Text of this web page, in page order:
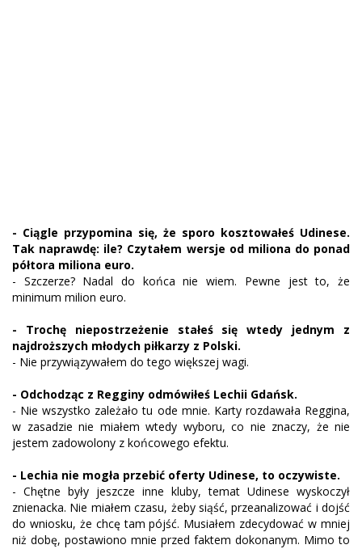
- Ciągle przypomina się, że sporo kosztowałeś Udinese.
Tak naprawdę: ile? Czytałem wersje od miliona do ponad
półtora miliona euro.
- Szczerze? Nadal do końca nie wiem. Pewne jest to, że
minimum milion euro.
- Trochę niepostrzeżenie stałeś się wtedy jednym z
najdroższych młodych piłkarzy z Polski.
- Nie przywiązywałem do tego większej wagi.
- Odchodząc z Regginy odmówiłeś Lechii Gdańsk.
- Nie wszystko zależało tu ode mnie. Karty rozdawała Reggina,
w zasadzie nie miałem wtedy wyboru, co nie znaczy, że nie
jestem zadowolony z końcowego efektu.
- Lechia nie mogła przebić oferty Udinese, to oczywiste.
- Chętne były jeszcze inne kluby, temat Udinese wyskoczył
znienacka. Nie miałem czasu, żeby siąść, przeanalizować i dojść
do wniosku, że chcę tam pójść. Musiałem zdecydować w mniej
niż dobę, postawiono mnie przed faktem dokonanym. Mimo to